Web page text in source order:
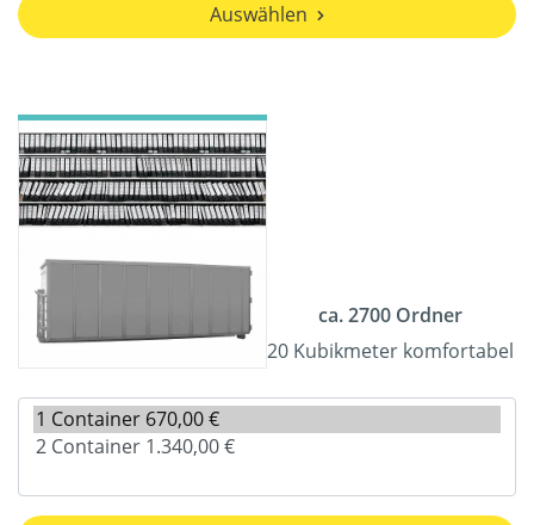
Auswählen
ca. 2700 Ordner
20 Kubikmeter komfortabel